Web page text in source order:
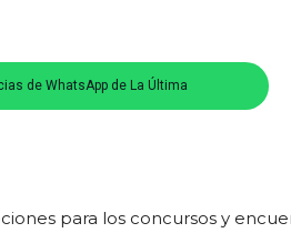
de WhatsApp de La Última
para los concursos y